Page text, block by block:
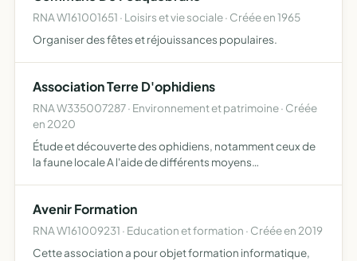
RNA W161001651 · Loisirs et vie sociale · Créée en 1965
Organiser des fêtes et réjouissances populaires.
Association Terre D'ophidiens
RNA W335007287 · Environnement et patrimoine · Créée
en 2020
Étude et découverte des ophidiens, notamment ceux de
la faune locale A l'aide de différents moyens
herpétologiques…
Avenir Formation
RNA W161009231 · Education et formation · Créée en 2019
Cette association a pour objet formation informatique,